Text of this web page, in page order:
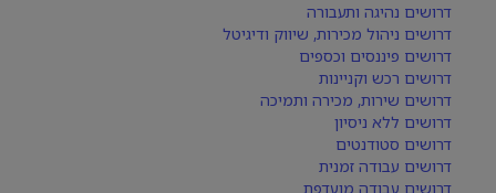
דרושים נהיגה ותעבורה
דרושים ניהול מכירות, שיווק ודיגיטל
דרושים פיננסים וכספים
דרושים רכש וקניינות
דרושים שירות, מכירה ותמיכה
דרושים ללא ניסיון
דרושים סטודנטים
דרושים עבודה זמנית
דרושים עבודה מועדפת